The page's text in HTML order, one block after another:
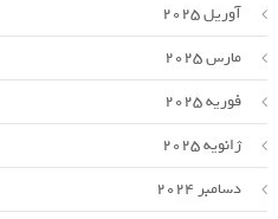
آوریل 2025
مارس 2025
فوریه 2025
ژانویه 2025
دسامبر 2024